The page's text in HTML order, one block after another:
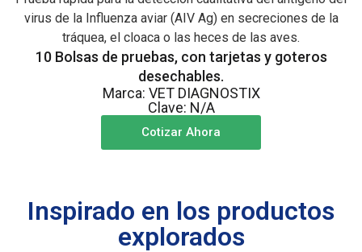
virus de la Influenza aviar (AIV Ag) en secreciones de la
tráquea, el cloaca o las heces de las aves.
10 Bolsas de pruebas, con tarjetas y goteros
desechables.
Marca: VET DIAGNOSTIX
Clave: N/A
Cotizar Ahora
Inspirado en los productos
explorados